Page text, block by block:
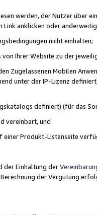
werden, der Nutzer über
anklicken oder anderweitig
nicht einhalten;
Ihrer Website zu der
Zugelassenen Mobilen
unter der IP-Lizenz
definiert) (für das
vereinbart, und
Produkt-Listenseite
der Einhaltung der
der Vergütung